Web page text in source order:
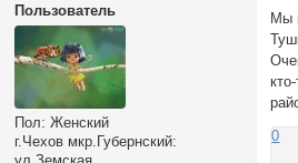
Пользователь
Пол: Женский
г.Чехов мкр.Губернский:
Мы
0